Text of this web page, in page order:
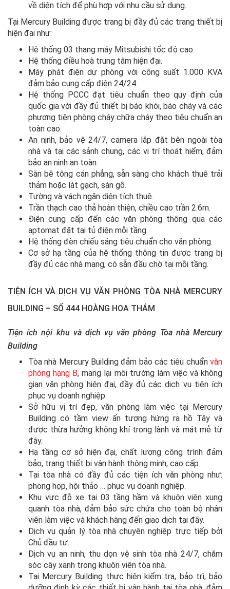
về diện tích để phù hợp với nhu cầu sử dụng.
Tại Mercury Building được trang bị đầy đủ các trang thiết bị
hiện đại như:
Hệ thống 03 thang máy Mitsubishi tốc độ cao.
Hệ thống điều hoà trung tâm hiện đại.
Máy phát điện dự phòng với công suất 1.000 KVA
đảm bảo cung cấp điện 24/24.
Hệ thống PCCC đạt tiêu chuẩn theo quy định của
quốc gia với đầy đủ thiết bị báo khói, báo cháy và các
phương tiện phòng cháy chữa cháy theo tiêu chuẩn an
toàn cao.
An nịnh, bảo vệ 24/7, camera lắp đặt bên ngoài tòa
nhà và tại các sảnh chung, các vị trí thoát hiểm, đảm
bảo an ninh an toàn.
Sàn bê tông cán phẳng, sẵn sàng cho khách thuê trải
thảm hoặc lát gạch, sàn gỗ.
Tường và vách ngăn diện tích thuê.
Trần thạch cao thả hoàn thiện, chiều cao trần 2.6m.
Điện cung cấp đến các văn phòng thông qua các
aptomat đặt tại tủ điện mỗi tầng.
Hệ thống đèn chiếu sáng tiêu chuẩn cho văn phòng.
Cơ sở hạ tầng của hệ thống thông tin được trang bị
đầy đủ các nhà mạng, có sẵn đầu chờ tại mỗi tầng.
TIỆN ÍCH VÀ DỊCH VỤ VĂN PHÒNG TÒA NHÀ MERCURY
BUILDING – SỐ 444 HOÀNG HOA THÁM
Tiện ích nội khu và dịch vụ văn phòng Tòa nhà Mercury
Building
Tòa nhà Mercury Building đảm bảo các tiêu chuẩn văn
phòng hạng B, mang lại môi trường làm việc và không
gian văn phòng hiện đại, đầy đủ các dịch vụ tiện ích
phục vụ doanh nghiệp.
Sở hữu vị trí đẹp, văn phòng làm việc tại Mercury
Building có tầm view ấn tượng hứng ra hồ Tây và
được thừa hưởng không khí trong lành và mát mẻ từ
đây.
Hạ tầng cơ sở hiện đại, chất lượng công trình đảm
bảo, trang thiết bị vận hành thông minh, cao cấp.
Tại tòa nhà có đầy đủ các tiện ích văn phòng như:
phong họp, hội thảo … phục vụ doanh nghiệp.
Khu vực đỗ xe tại 03 tầng hầm và khuôn viên xung
quanh tòa nhà, đảm bảo sức chứa cho toàn bộ nhân
viên làm việc và khách hàng đến giao dịch tại đây.
Dịch vụ quản lý tòa nhà chuyên nghiệp trực tiếp bởi
Chủ đầu tư.
Dịch vụ an ninh, thu dọn vệ sinh tòa nhà 24/7, chăm
sóc cây xanh trong khuôn viên tòa nhà.
Tại Mercury Building thực hiện kiểm tra, bảo trì, bảo